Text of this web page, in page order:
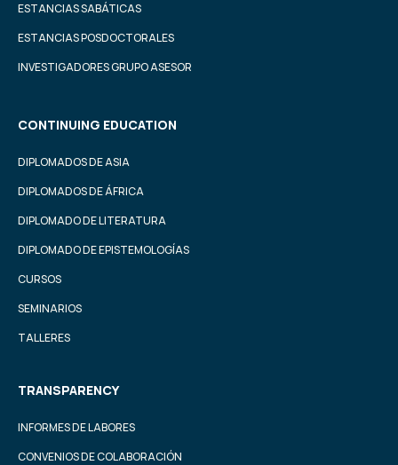
ESTANCIAS SABÁTICAS
ESTANCIAS POSDOCTORALES
INVESTIGADORES GRUPO ASESOR
CONTINUING EDUCATION
DIPLOMADOS DE ASIA
DIPLOMADOS DE ÁFRICA
DIPLOMADO DE LITERATURA
DIPLOMADO DE EPISTEMOLOGÍAS
CURSOS
SEMINARIOS
TALLERES
TRANSPARENCY
INFORMES DE LABORES
CONVENIOS DE COLABORACIÓN